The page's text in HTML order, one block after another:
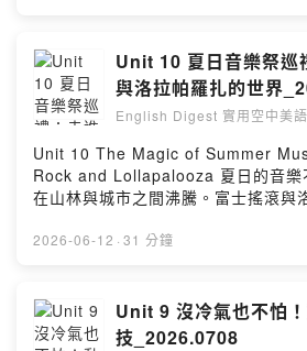
Unit 10 夏日音樂祭巡
與洛拉帕羅扎的世界
English Digest 實用空中美語
Unit 10 The Magic of Summer
Rock and Lollapalooza 夏日的音樂不只在耳機裡，也能
在山林與城市之間沸騰。富士搖滾與
兩場夏日音樂祭，了解音樂如何把世
2026-06-12 · 31 分鐘
Unit 9 沒冷氣也不怕
技_2026.0708